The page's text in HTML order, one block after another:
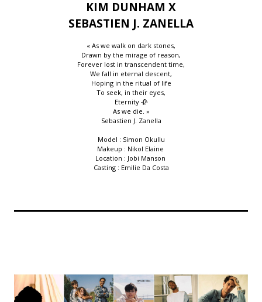
KIM DUNHAM X
SEBASTIEN J. ZANELLA
« As we walk on dark stones,
Drawn by the mirage of reason,
Forever lost in transcendent time,
We fall in eternal descent,
Hoping in the ritual of life
To seek, in their eyes,
Eternity 🥀
As we die. »
Sebastien J. Zanella
Model : Simon Okullu
Makeup : Nikol Elaine
Location : Jobi Manson
Casting : Emilie Da Costa